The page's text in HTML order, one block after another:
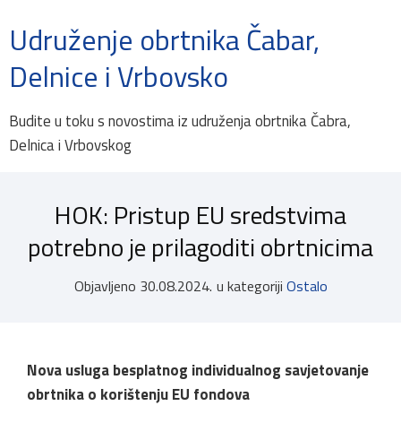
Udruženje obrtnika Čabar,
Delnice i Vrbovsko
Budite u toku s novostima iz udruženja obrtnika Čabra,
Delnica i Vrbovskog
HOK: Pristup EU sredstvima
potrebno je prilagoditi obrtnicima
Objavljeno 30.08.2024. u kategoriji Ostalo
Nova usluga besplatnog individualnog savjetovanje
obrtnika o korištenju EU fondova